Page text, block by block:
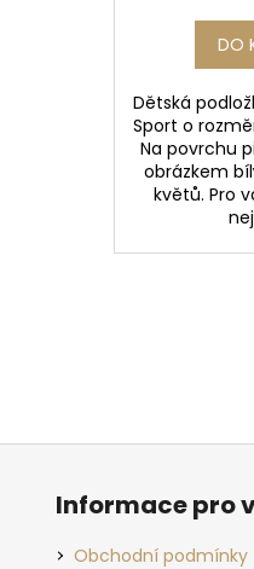
DO
Dětská
Sport o
Na povrchu
obrázkem
květů. Pro
Informace pro
Obchodní podmínky